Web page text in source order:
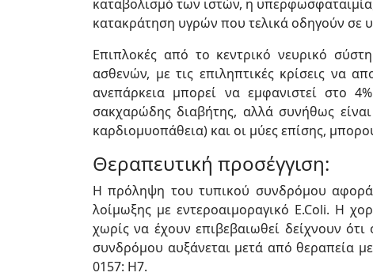
καταβολισμό των ιστών, η
κατακράτηση υγρών που τελικά οδηγούν σε
Επιπλοκές από το κεντρικό νευρικό
ασθενών, με τις επιληπτικές κρίσεις να
ανεπάρκεια μπορεί να εμφανιστεί στο
σακχαρώδης διαβήτης, αλλά συνήθως
καρδιομυοπάθεια) και οι μύες επίσης,
Θεραπευτική προσέγγιση:
Η πρόληψη του τυπικού συνδρόμου
λοίμωξης με εντεροαιμοραγικό E.Coli. Η
χωρίς να έχουν επιβεβαιωθεί δείχνουν
συνδρόμου αυξάνεται μετά από θεραπεία
0157: H7.